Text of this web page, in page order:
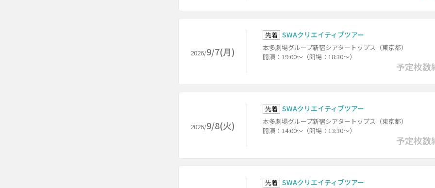
2026/9/7(月)
先着 SWAクリエイティブツアー
本多劇場グループ新宿シアタートップス（東京都）
開演：19:00～（開場：18:30～）
予定枚数
2026/9/8(火)
先着 SWAクリエイティブツアー
本多劇場グループ新宿シアタートップス（東京都）
開演：14:00～（開場：13:30～）
予定枚数
先着 SWAクリエイティブツアー